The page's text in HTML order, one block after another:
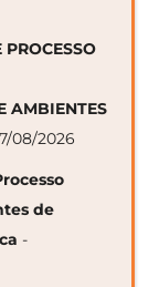
AMBIENTES
08/2026
de
-